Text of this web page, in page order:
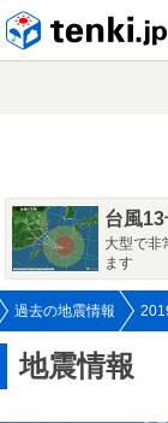
台風
大型で非
ます
過去の地震情報
地震情報